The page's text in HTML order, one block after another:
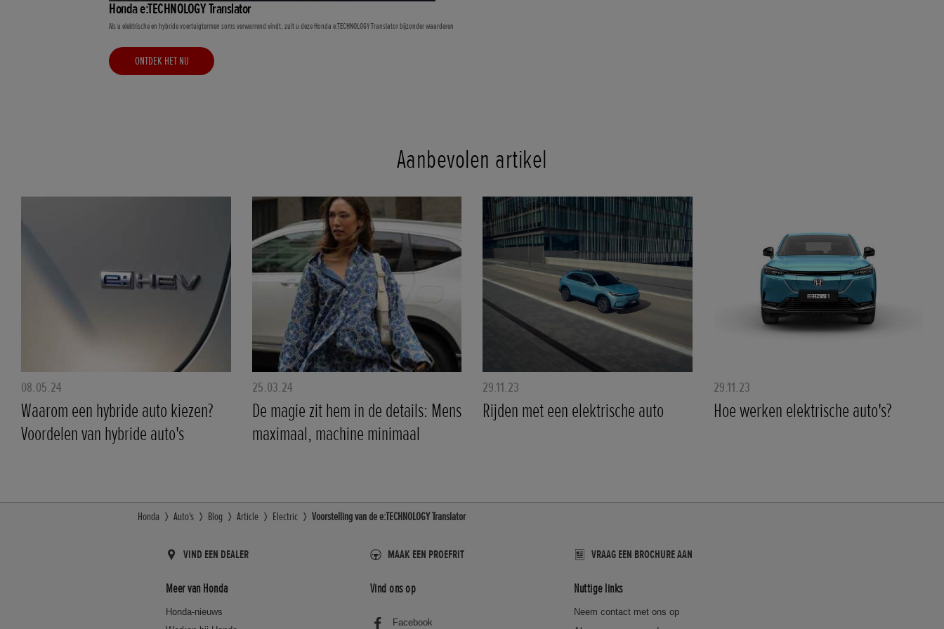
Honda e:TECHNOLOGY Translator
Als u elektrische en hybride voertuigtermen soms verwarrend vindt, zult u deze Honda e:TECHNOLOGY Translator bijzonder waarderen
ONTDEK HET NU
Aanbevolen artikel
08.05.24
Waarom een hybride auto kiezen?
Voordelen van hybride auto's
25.03.24
De magie zit hem in de details: Mens
maximaal, machine minimaal
29.11.23
Rijden met een elektrische auto
29.11.23
Hoe werken elektrische auto's?
Honda Auto's Blog Article Electric Voorstelling van de e:TECHNOLOGY Translator
VIND EEN DEALER MAAK EEN PROEFRIT VRAAG EEN BROCHURE AAN
Meer van Honda
Honda-nieuws
Vind ons op
Facebook
Nuttige links
Neem contact met ons op